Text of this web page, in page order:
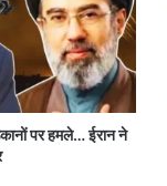
पर हमले… ईरान ने